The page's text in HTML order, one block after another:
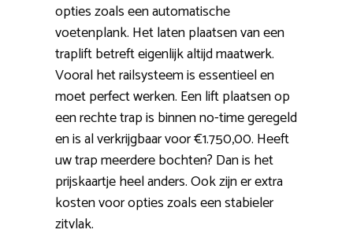
opties zoals een automatische
voetenplank. Het laten plaatsen van een
traplift betreft eigenlijk altijd maatwerk.
Vooral het railsysteem is essentieel en
moet perfect werken. Een lift plaatsen op
een rechte trap is binnen no-time geregeld
en is al verkrijgbaar voor €1.750,00. Heeft
uw trap meerdere bochten? Dan is het
prijskaartje heel anders. Ook zijn er extra
kosten voor opties zoals een stabieler
zitvlak.